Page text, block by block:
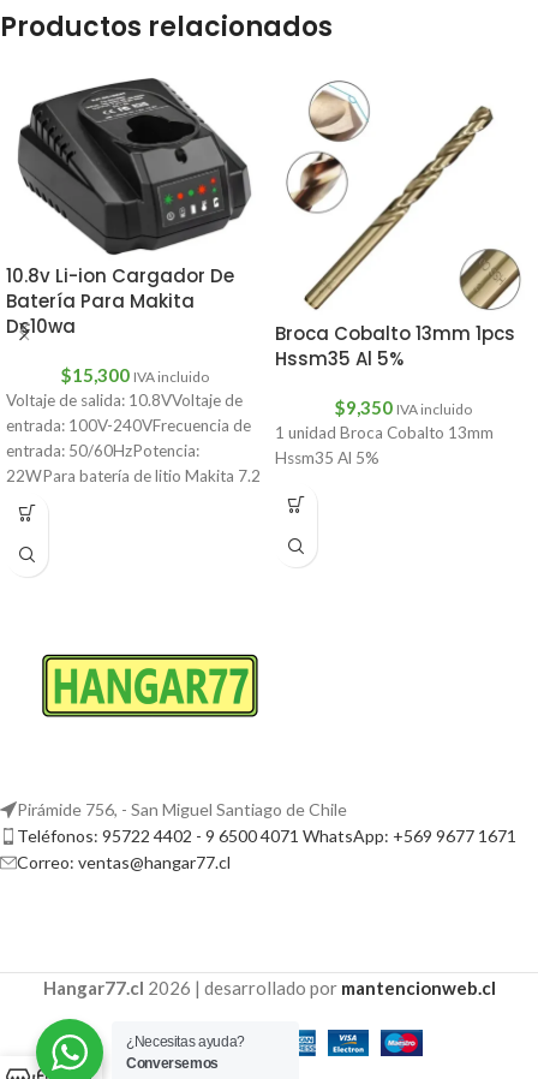
Productos relacionados
10.8v Li-ion Cargador De
Batería Para Makita
Dc10wa
$15,300 IVA incluido
Voltaje de salida: 10.8VVoltaje de
entrada: 100V-240VFrecuencia de
entrada: 50/60HzPotencia:
22WPara batería de litio Makita 7.2
V/10.8VCantidad: 1 ud.
Broca Cobalto 13mm 1pcs
Hssm35 Al 5%
$9,350 IVA incluido
1 unidad Broca Cobalto 13mm
Hssm35 Al 5%
Pirámide 756, - San Miguel Santiago de Chile
Teléfonos: 95722 4402 - 9 6500 4071 WhatsApp: +569 9677 1671
Correo: ventas@hangar77.cl
Hangar77.cl 2026 | desarrollado por mantencionweb.cl
¿Necesitas ayuda?
Conversemos